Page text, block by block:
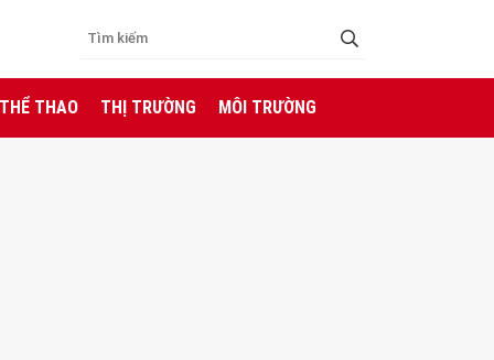
THAO THỊ TRƯỜNG MÔI TRƯỜNG